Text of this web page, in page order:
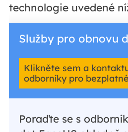
technologie uvedené
Služby pro obnovu
Klikněte sem a
odborníky pro
Poraďte se s